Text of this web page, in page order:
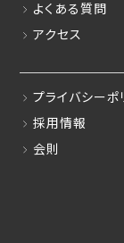
よくある質問
アクセス
プライバシーポ
採用情報
会則